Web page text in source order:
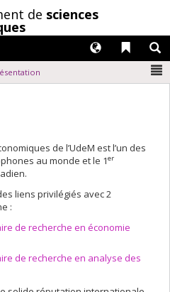
de sciences
Liens
Langues
de l’UdeM est l’un des
au monde et le 1er
liens privilégiés avec 2
:
de recherche en économie
de recherche en analyse des